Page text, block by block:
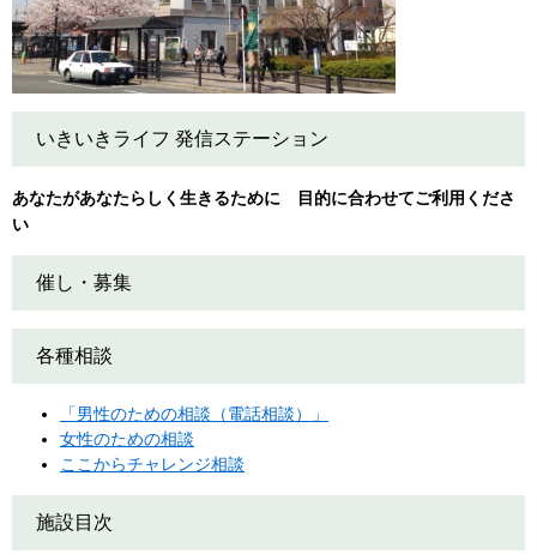
いきいきライフ 発信ステーション
あなたがあなたらしく生きるために 目的に合わせてご利用くださ
い
催し・募集
各種相談
「男性のための相談（電話相談）」
女性のための相談
ここからチャレンジ相談
施設目次